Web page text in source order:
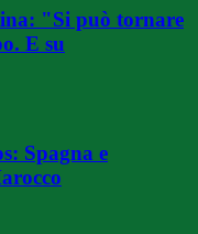
"Si può tornare
E su
Spagna e